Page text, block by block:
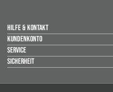
HILFE & KONTAKT
KUNDENKONTO
SERVICE
SICHERHEIT